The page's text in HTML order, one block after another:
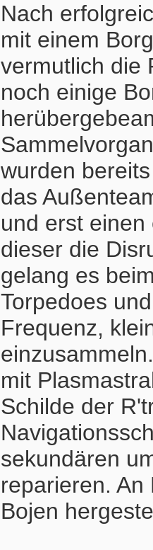
Nach
mit einem
vermutlich die
noch einige
wurden
das
und erst
dieser die
gelang es
Torpedoes
Frequenz,
mit
Schilde der
sekundären
reparieren.
Bojen